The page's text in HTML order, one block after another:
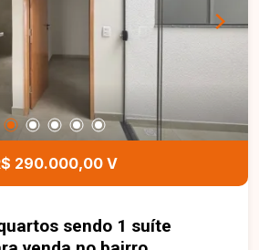
informações e agende uma
esta excelente oportunidade.
290.000,00 V
sendo 1 suíte